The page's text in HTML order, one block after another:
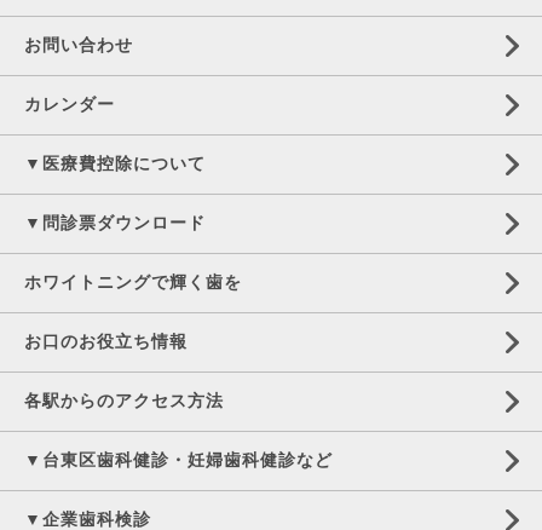
お問い合わせ
カレンダー
▼医療費控除について
▼問診票ダウンロード
ホワイトニングで輝く歯を
お口のお役立ち情報
各駅からのアクセス方法
▼台東区歯科健診・妊婦歯科健診など
▼企業歯科検診